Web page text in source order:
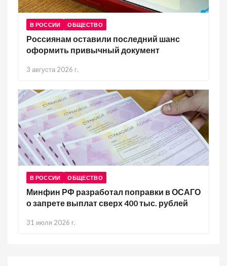
В РОССИИ ОБЩЕСТВО
Россиянам оставили последний шанс
оформить привычный документ
3 августа 2026 г.
В РОССИИ ОБЩЕСТВО
Минфин РФ разработал поправки в ОСАГО
о запрете выплат сверх 400 тыс. рублей
31 июля 2026 г.